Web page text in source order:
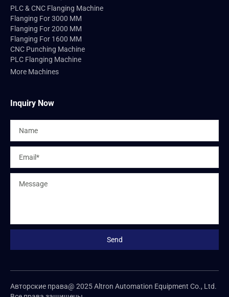
PLC & CNC Flanging Machine
Flanging For 3000 MM
Flanging For 2000 MM
Flanging For 1600 MM
CNC Punching Machine
PLC Flanging Machine
More Machines
Inquiry Now
Авторские права@ 2025 Altron Automation Equipment Co., Ltd.